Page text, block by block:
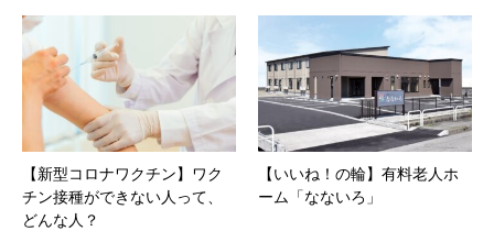
【新型コロナワクチン】ワク
チン接種ができない人って、
どんな人？
【いいね！の輪】有料老人ホ
ーム「なないろ」